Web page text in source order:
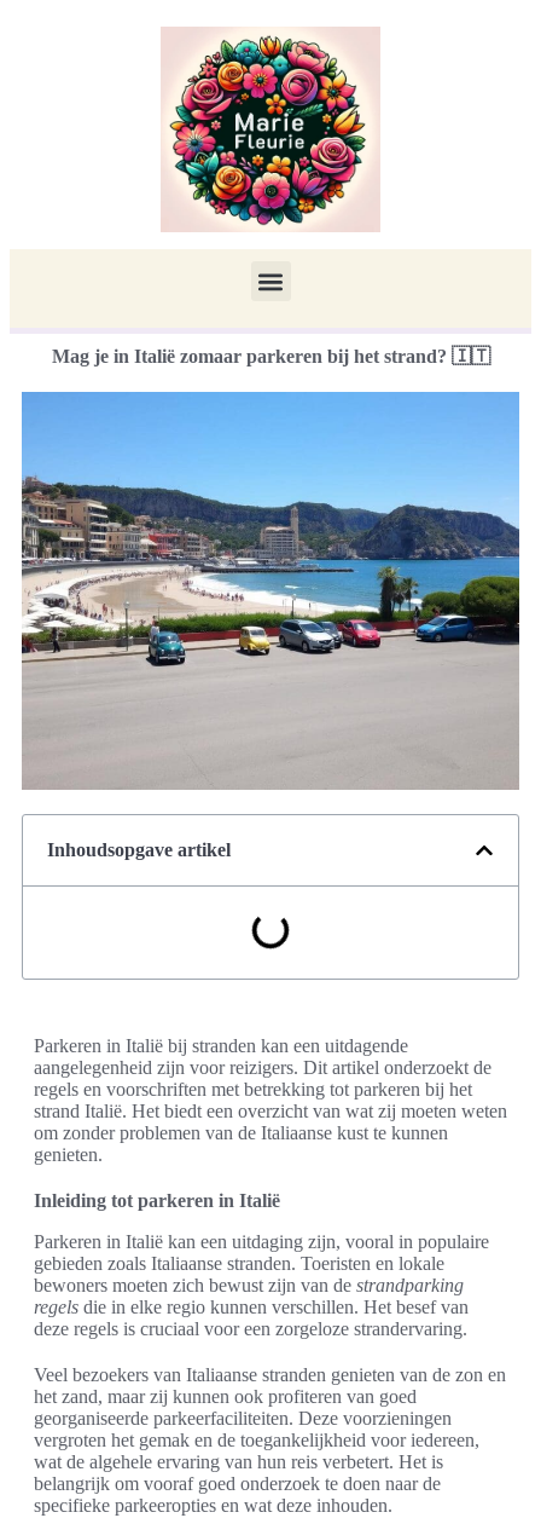
Mag je in Italië zomaar parkeren bij het strand? 🇮🇹
Inhoudsopgave artikel
Parkeren in Italië bij stranden kan een uitdagende
aangelegenheid zijn voor reizigers. Dit artikel onderzoekt de
regels en voorschriften met betrekking tot parkeren bij het
strand Italië. Het biedt een overzicht van wat zij moeten weten
om zonder problemen van de Italiaanse kust te kunnen
genieten.
Inleiding tot parkeren in Italië
Parkeren in Italië kan een uitdaging zijn, vooral in populaire
gebieden zoals Italiaanse stranden. Toeristen en lokale
bewoners moeten zich bewust zijn van de strandparking
regels die in elke regio kunnen verschillen. Het besef van
deze regels is cruciaal voor een zorgeloze strandervaring.
Veel bezoekers van Italiaanse stranden genieten van de zon en
het zand, maar zij kunnen ook profiteren van goed
georganiseerde parkeerfaciliteiten. Deze voorzieningen
vergroten het gemak en de toegankelijkheid voor iedereen,
wat de algehele ervaring van hun reis verbetert. Het is
belangrijk om vooraf goed onderzoek te doen naar de
specifieke parkeeropties en wat deze inhouden.